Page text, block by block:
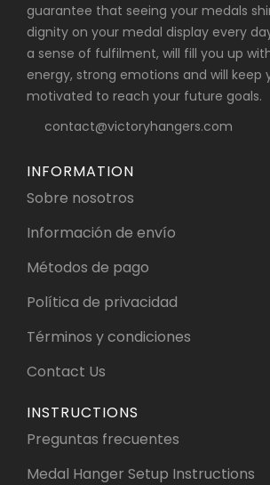
guarantee that seeing your medals
dignity on your medal display every
a sense of fulfilment, will fill you up
energy, strong emotions and will keep
motivated to reach your future goals.
contact@victoryhangers.com
INFORMATION
Sobre nosotros
Información de envío
Métodos de pago
Política de privacidad
Términos y condiciones
Contact Us
INSTRUCTIONS
Preguntas frecuentes
Medal Hanger Setup Instructions